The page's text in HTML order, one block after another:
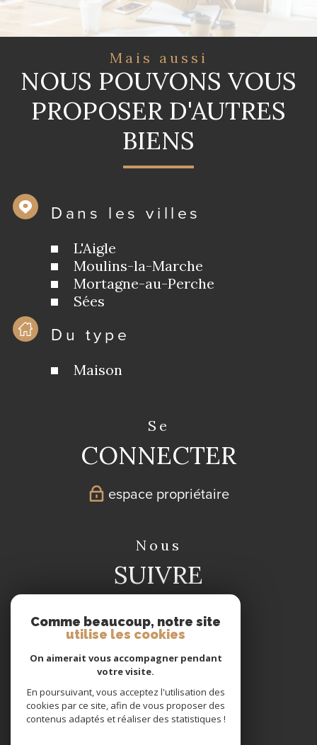
Mais aussi
NOUS POUVONS VOUS
PROPOSER D'AUTRES
BIENS
Dans les villes
L'Aigle
Moulins-la-Marche
Mortagne-au-Perche
Sées
Du type
Maison
se
CONNECTER
espace propriétaire
nous
SUIVRE
nous
ADHÉRONS
Comme beaucoup, notre site
utilise les cookies
On aimerait vous accompagner pendant
votre visite.
En poursuivant, vous acceptez l'utilisation des
cookies par ce site, afin de vous proposer des
contenus adaptés et réaliser des statistiques !